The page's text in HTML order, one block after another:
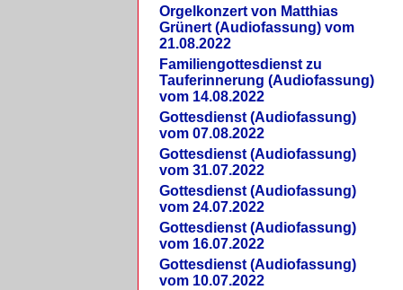
Orgelkonzert von Matthias
Grünert (Audiofassung) vom
21.08.2022
Familiengottesdienst zu
Tauferinnerung (Audiofassung)
vom 14.08.2022
Gottesdienst (Audiofassung)
vom 07.08.2022
Gottesdienst (Audiofassung)
vom 31.07.2022
Gottesdienst (Audiofassung)
vom 24.07.2022
Gottesdienst (Audiofassung)
vom 16.07.2022
Gottesdienst (Audiofassung)
vom 10.07.2022